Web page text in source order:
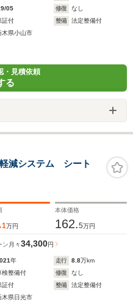
05 修復
なし
証付 整備
法定整備付
木県小山市
・見積依頼
る
減システム シート
1万円
本体価格
162.5万円
ン 月々34,300円
年 走行 8.8万km
検整備付 修復
なし
証付 整備
法定整備付
木県日光市